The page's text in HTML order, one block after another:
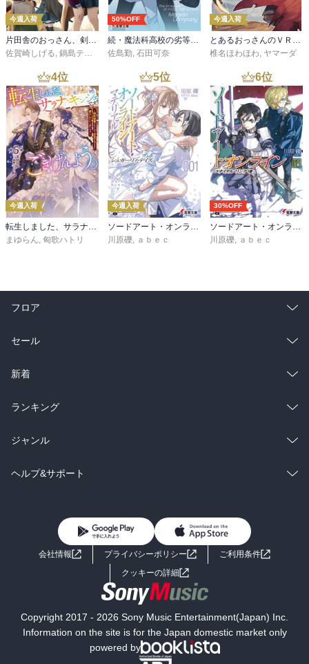
今週入荷
片田舎のおっさん、剣聖になる 11 ～ただの田舎の剣術師範だったのに、大成した弟子たちが俺を放ってくれない件～
佐賀崎しげる, 鍋島テツヒロ
50%OFF
続・魔法科高校の劣等生 メイジアン・カンパニー(11)
佐島勤, 石田可奈
今週入荷
とあるおっさんのＶＲＭＭＯ活動記34
椎名ほわほわ, ヤマーダ
4位
今週入荷
まゆらん 匈歌ハトリ
5位
今週入荷
川原礫
ａｂｅｃ
6位
30%OFF
川原礫
ａｂｅｃ
フロア
総合
ラノベ
雑誌・グラビア
BL・TL
セール
総合
ラノベ
雑誌・グラビア
BL・TL
新着
総合
ラノベ
雑誌・グラビア
ランキング
総合
ラノベ
ジャンル
コミック
ライトノベル 男子向けラノベ
小説
海外小説
ミステリー SF
ヘルプ&サポート
よくあるご質問 お問い合わせ
会社情報 プライバシーポリシー
ご利用条件
クッキーの詳細
Copyright 2017 - 2026 Sony Music Entertainment(Japan) Inc.
Information on the site is for the Japan domestic market only
powered by